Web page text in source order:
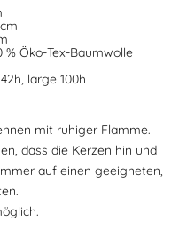
% Öko-Tex-Baumwolle
large 100h
mit ruhiger Flamme.
dass die Kerzen hin und
auf einen geeigneten,